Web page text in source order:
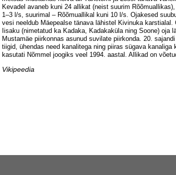
Kevadel avaneb kuni 24 allikat (neist suurim
1–3 l/s, suurimal – Rõõmuallikal kuni 10 l/s. Ojakesed
vesi neeldub Mäepealse tänava lähistel Kivinuka
Iisaku (nimetatud ka Kadaka, Kadakaküla ning Soone) oja
Mustamäe piirkonnas asunud suvilate piirkonda. 20.
tiigid, ühendas need kanalitega ning piiras sügava
kasutati Nõmmel joogiks veel 1994. aastal. Allikad on
Vikipeedia